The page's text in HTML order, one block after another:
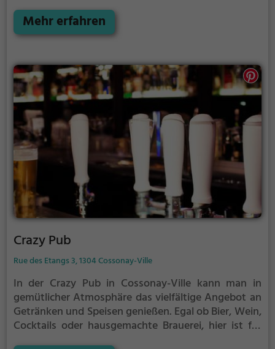
Date - die Bar bietet für jeden Anlass das passende
Getränk. Dazu gibt es auch eine Auswahl an
passen. Tauche ein in die Welt der Spike Bar und
genieße die Vielfalt an Geschmackserlebnissen.
Mehr erfahren
Crazy Pub
Rue des Etangs 3, 1304 Cossonay-Ville
In der Crazy Pub in Cossonay-Ville kann man in
gemütlicher Atmosphäre das vielfältige Angebot an
Getränken und Speisen genießen. Egal ob Bier, Wein,
Cocktails oder hausgemachte Brauerei, hier ist für